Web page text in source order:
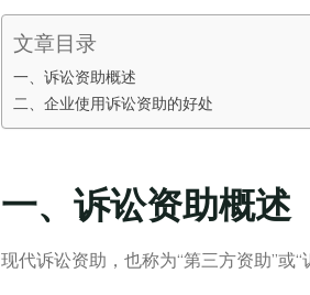
文章目录
一、诉讼资助概述
二、企业使用诉讼资助的好处
一、诉讼资助概述
现代诉讼资助，也称为“第三方资助”或